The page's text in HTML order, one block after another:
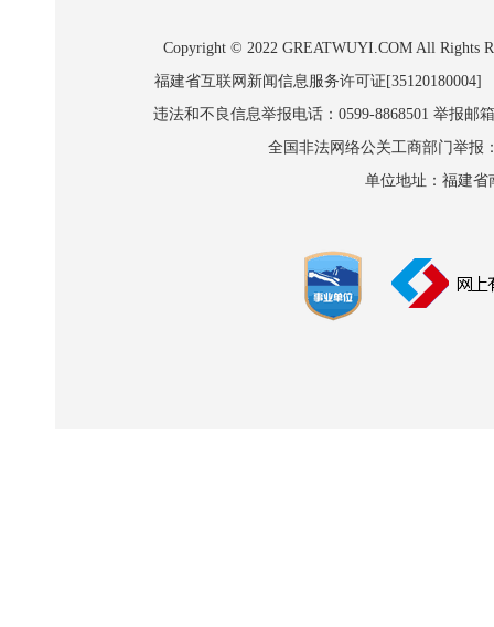
Copyright © 2022 GREATWUYI.COM All Rights
福建省互联网新闻信息服务许可证
违法和不良信息举报电话：0599-8868501 举报邮
全国非法网络公关工商部门举报
单位地址：福建省